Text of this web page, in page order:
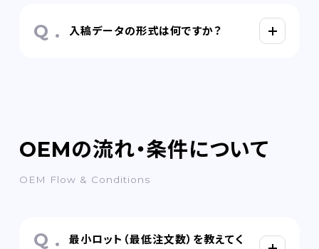
入稿データの形式は何ですか？
OEMの流れ・条件について
OEM Flow & Conditions
最小ロット（最低注文数）を教えてく